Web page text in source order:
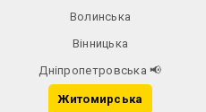
Волинська
Вінницька
Дніпропетровська📢
Житомирська